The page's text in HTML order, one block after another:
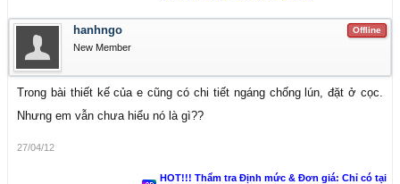
Offline
hanhngo
New Member
Trong bài thiết kế của e cũng có chi tiết ngáng chống lún, đặt ở cọc.
Nhưng em vẫn chưa hiểu nó là gì??
27/04/12
HOT!!! Thẩm tra Định mức & Đơn giá: Chỉ có tại